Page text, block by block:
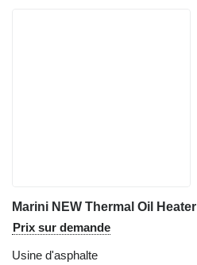
Marini NEW Thermal Oil Heater
Prix sur demande
Usine d'asphalte